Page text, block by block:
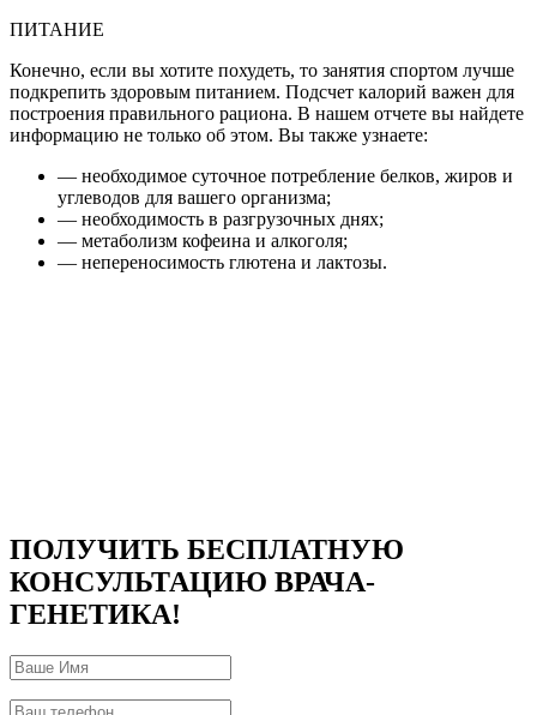
ПИТАНИЕ
Конечно, если вы хотите похудеть, то занятия спортом лучше
подкрепить здоровым питанием. Подсчет калорий важен для
построения правильного рациона. В нашем отчете вы найдете
информацию не только об этом. Вы также узнаете:
— необходимое суточное потребление белков, жиров и
углеводов для вашего организма;
— необходимость в разгрузочных днях;
— метаболизм кофеина и алкоголя;
— непереносимость глютена и лактозы.
ПОЛУЧИТЬ БЕСПЛАТНУЮ
КОНСУЛЬТАЦИЮ ВРАЧА-
ГЕНЕТИКА!